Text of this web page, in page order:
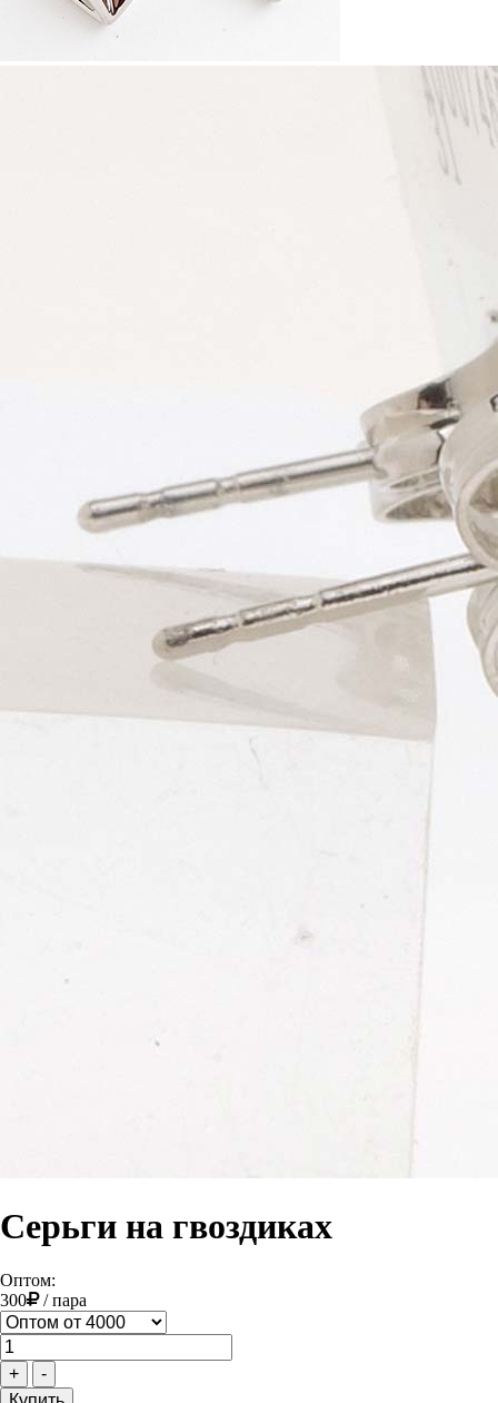
Серьги на гвоздиках
Оптом:
300
/пара
+ -